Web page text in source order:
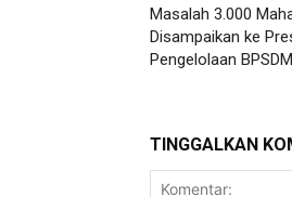
Masalah 3.000
Disampaikan ke
Pengelolaan BPSDM
TINGGALKAN